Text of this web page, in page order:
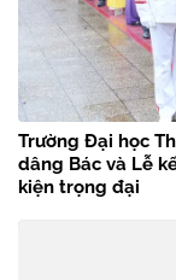
Trường Đại học
dâng Bác và Lễ
kiện trọng đại